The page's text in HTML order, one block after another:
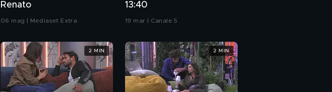
Renato
06 mag | Mediaset Extra
13:40
19 mar | Canale 5
2 MIN 2 MIN